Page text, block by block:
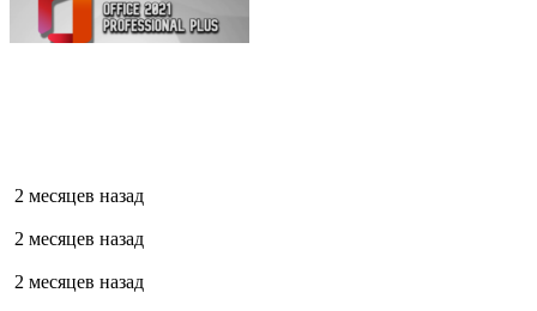
2 месяцев назад
2 месяцев назад
2 месяцев назад